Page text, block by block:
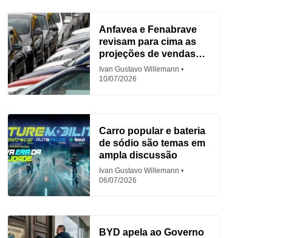
Anfavea e Fenabrave
revisam para cima as
projeções de vendas
em 2026
Ivan Gustavo Willemann
10/07/2026
Carro popular e bateria
de sódio são temas em
ampla discussão
Ivan Gustavo Willemann
06/07/2026
BYD apela ao Governo